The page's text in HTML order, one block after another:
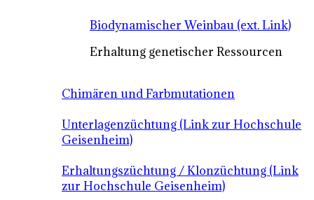
Biodynamischer Weinbau (ext. Link)
Erhaltung genetischer Ressourcen
Chimären und Farbmutationen
Unterlagenzüchtung (Link zur Hochschule
Geisenheim)
Erhaltungszüchtung / Klonzüchtung (Link
zur Hochschule Geisenheim)